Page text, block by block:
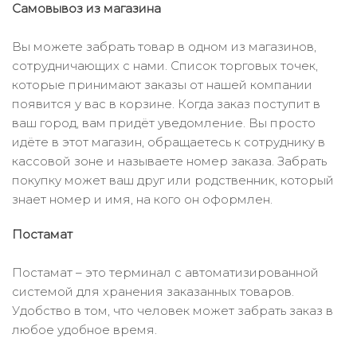
Самовывоз из магазина
Вы можете забрать товар в одном из магазинов,
сотрудничающих с нами. Список торговых точек,
которые принимают заказы от нашей компании
появится у вас в корзине. Когда заказ поступит в
ваш город, вам придёт уведомление. Вы просто
идёте в этот магазин, обращаетесь к сотруднику в
кассовой зоне и называете номер заказа. Забрать
покупку может ваш друг или родственник, который
знает номер и имя, на кого он оформлен.
Постамат
Постамат – это терминал с автоматизированной
системой для хранения заказанных товаров.
Удобство в том, что человек может забрать заказ в
любое удобное время.